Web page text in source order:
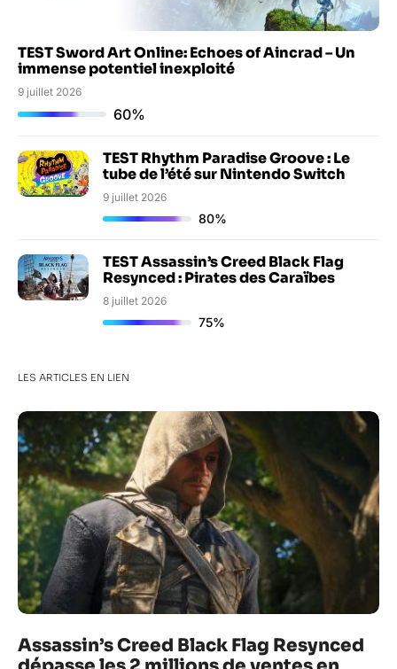
TEST Sword Art Online: Echoes of Aincrad – Un
immense potentiel inexploité
9 juillet 2026
60%
TEST Rhythm Paradise Groove : Le
tube de l’été sur Nintendo Switch
9 juillet 2026
80%
TEST Assassin’s Creed Black Flag
Resynced : Pirates des Caraïbes
8 juillet 2026
75%
LES ARTICLES EN LIEN
Assassin’s Creed Black Flag Resynced